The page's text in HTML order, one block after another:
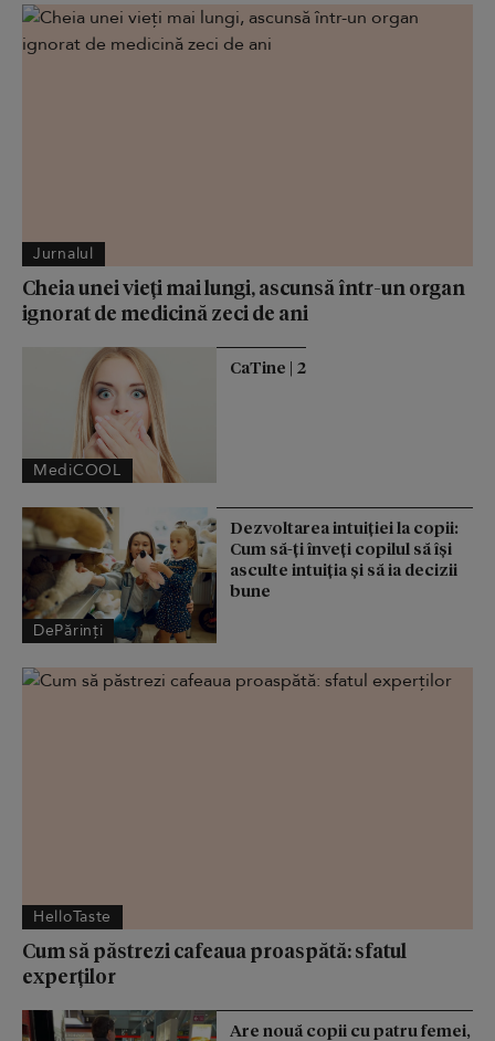
Jurnalul
Cheia unei vieți mai lungi, ascunsă într-un organ
ignorat de medicină zeci de ani
MediCOOL
CaTine | 2
DePărinți
Dezvoltarea intuiției la copii:
Cum să-ți înveți copilul să își
asculte intuiția și să ia decizii
bune
HelloTaste
Cum să păstrezi cafeaua proaspătă: sfatul
experților
Are nouă copii cu patru femei,